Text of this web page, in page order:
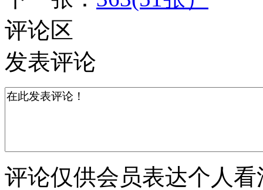
评论区
发表评论
评论仅供会员表达个人